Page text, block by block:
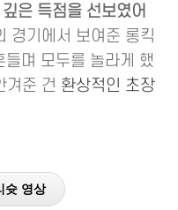
은 득점을 선보였어
경기에서 보여준 롱킥
며 모두를 놀라게 했
겨준 건 환상적인 초장
슛 영상